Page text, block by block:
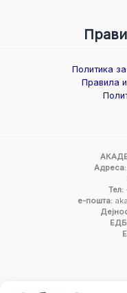
Политика
Правила
Адреса:
Тел:
е-пошта: